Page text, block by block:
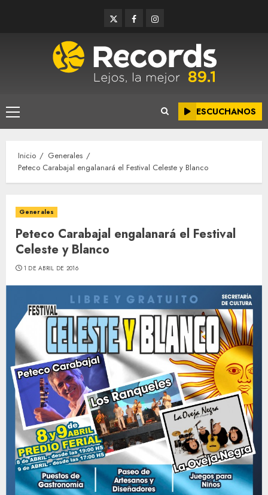
TwitterFacebookInstagram
Menú
principal
ESCUCHANOS
Inicio
Generales
Peteco Carabajal engalanará el Festival Celeste y Blanco
Generales
Peteco Carabajal engalanará el Festival
Celeste y Blanco
1 DE ABRIL DE 2016